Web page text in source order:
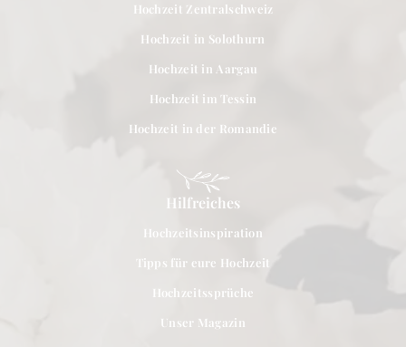
Hochzeit Zentralschweiz
Hochzeit in Solothurn
Hochzeit in Aargau
Hochzeit im Tessin
Hochzeit in der Romandie
Hilfreiches
Hochzeitsinspiration
Tipps für eure Hochzeit
Hochzeitssprüche
Unser Magazin